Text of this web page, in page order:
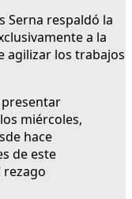
Serna respaldó la
a la
agilizar los trabajos
presentar
miércoles,
hace
de este
rezago